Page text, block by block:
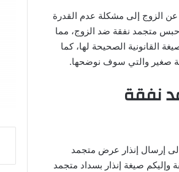
عن الزوج إلى مشكلة عدم القدرة
متجمد نفقة ضد الزوج، مما
القانونية الصحيحة لها، كما
صغير والتي سوف نوضحها.
نفقة
إرسال إنذار عرض متجمد
صيغة إنذار بسداد متجمد